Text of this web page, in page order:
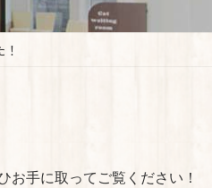
お手に取ってご覧ください！